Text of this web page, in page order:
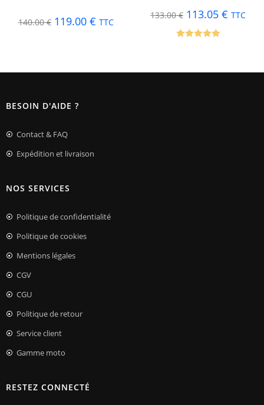
140.00€ 119.00 € TTC
133.00€ 113.05 € TTC
BESOIN D'AIDE ?
Contact & FAQ
Expédition et livraison
NOS SERVICES
Politique de confidentialité
Politique de cookies
Mentions légales
CGV
CGU
Politique de retour
Service client
Gamme moto
RESTEZ CONNECTÉ